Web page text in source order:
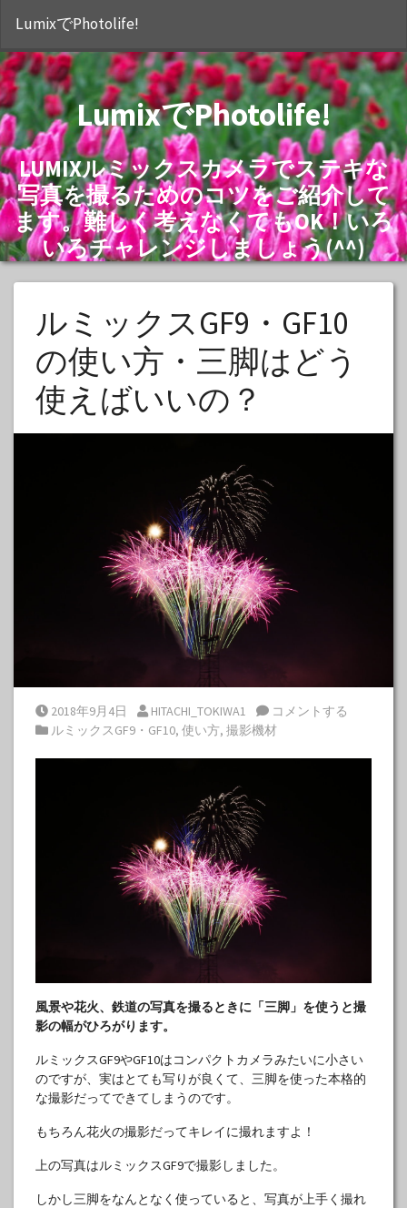
LumixでPhotolife!
LumixでPhotolife!
LUMIXルミックスカメラでステキな
写真を撮るためのコツをご紹介して
ます。難しく考えなくてもOK！いろ
いろチャレンジしましょう(^^)
ルミックスGF9・GF10
の使い方・三脚はどう
使えばいいの？
Posted on
2018年9月4日 Posted by
HITACHI_TOKIWA1
コメントする
Posted in
ルミックスGF9・GF10, 使い方, 撮影機材
風景や花火、鉄道の写真を撮るときに「三脚」を使うと撮
影の幅がひろがります。
ルミックスGF9やGF10はコンパクトカメラみたいに小さい
のですが、実はとても写りが良くて、三脚を使った本格的
な撮影だってできてしまうのです。
もちろん花火の撮影だってキレイに撮れますよ！
上の写真はルミックスGF9で撮影しました。
しかし三脚をなんとなく使っていると、写真が上手く撮れ